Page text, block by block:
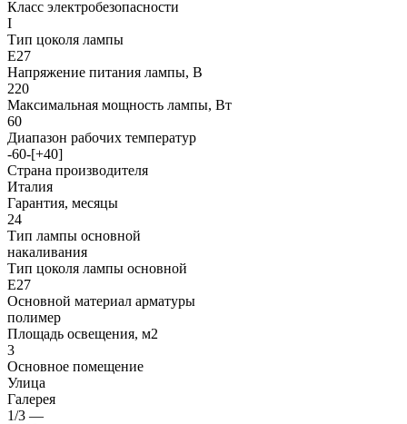
Класс электробезопасности
I
Тип цоколя лампы
E27
Напряжение питания лампы, В
220
Максимальная мощность лампы, Вт
60
Диапазон рабочих температур
-60-[+40]
Страна производителя
Италия
Гарантия, месяцы
24
Тип лампы основной
накаливания
Тип цоколя лампы основной
E27
Основной материал арматуры
полимер
Площадь освещения, м2
3
Основное помещение
Улица
Галерея
1/3 —